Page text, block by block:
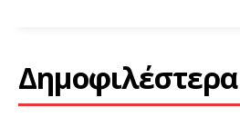
Δημοφιλέστερα